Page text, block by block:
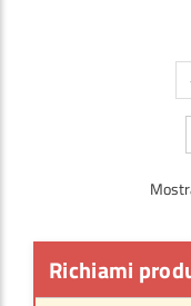
Richiami